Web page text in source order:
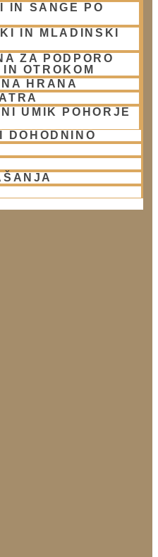
IN SANGE PO
IN MLADINSKI
ZA PODPORO
OTROKOM
HRANA
UMIK POHORJE
DOHODNINO